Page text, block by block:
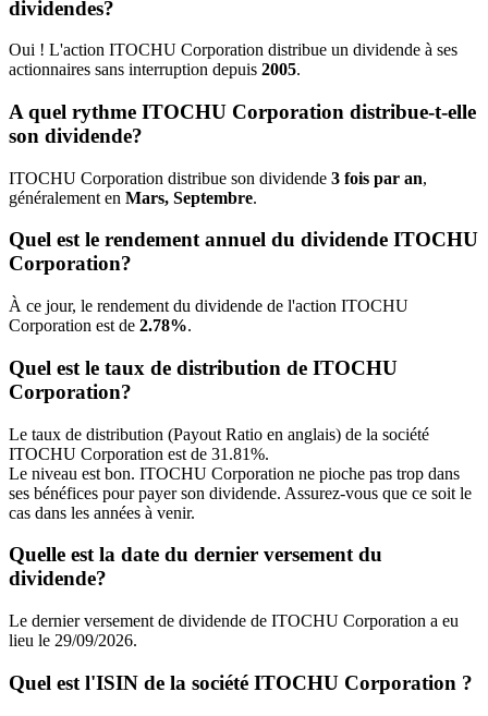
dividendes?
Oui ! L'action ITOCHU Corporation distribue un dividende à ses
actionnaires sans interruption depuis 2005.
A quel rythme ITOCHU Corporation distribue-t-elle
son dividende?
ITOCHU Corporation distribue son dividende 3 fois par an,
généralement en Mars, Septembre.
Quel est le rendement annuel du dividende ITOCHU
Corporation?
À ce jour, le rendement du dividende de l'action ITOCHU
Corporation est de 2.78%.
Quel est le taux de distribution de ITOCHU
Corporation?
Le taux de distribution (Payout Ratio en anglais) de la société
ITOCHU Corporation est de 31.81%.
Le niveau est bon. ITOCHU Corporation ne pioche pas trop dans
ses bénéfices pour payer son dividende. Assurez-vous que ce soit le
cas dans les années à venir.
Quelle est la date du dernier versement du
dividende?
Le dernier versement de dividende de ITOCHU Corporation a eu
lieu le 29/09/2026.
Quel est l'ISIN de la société ITOCHU Corporation ?